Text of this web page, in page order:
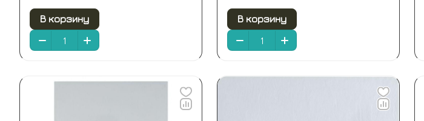
В корзину В корзину